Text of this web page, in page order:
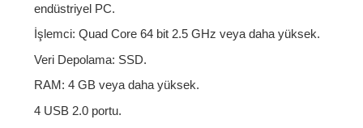
endüstriyel PC.
İşlemci: Quad Core 64 bit 2.5 GHz veya daha yüksek.
Veri Depolama: SSD.
RAM: 4 GB veya daha yüksek.
4 USB 2.0 portu.